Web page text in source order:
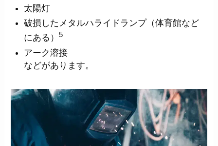
太陽灯
破損したメタルハライドランプ（体育館など
にある）5
アーク溶接
などがあります。